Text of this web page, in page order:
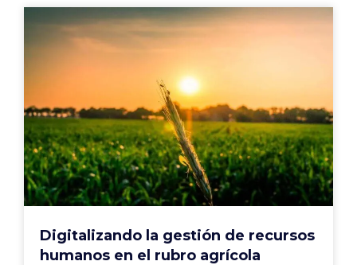
Digitalizando la gestión de recursos
humanos en el rubro agrícola